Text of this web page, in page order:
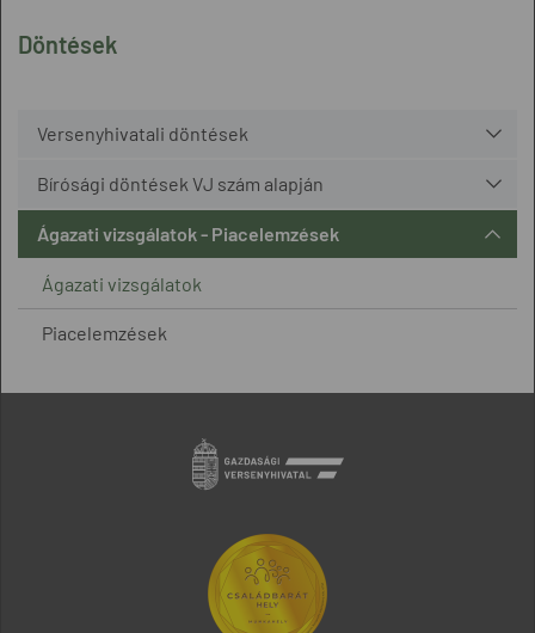
Döntések
Versenyhivatali döntések
Bírósági döntések VJ szám alapján
Ágazati vizsgálatok - Piacelemzések
Ágazati vizsgálatok
Piacelemzések